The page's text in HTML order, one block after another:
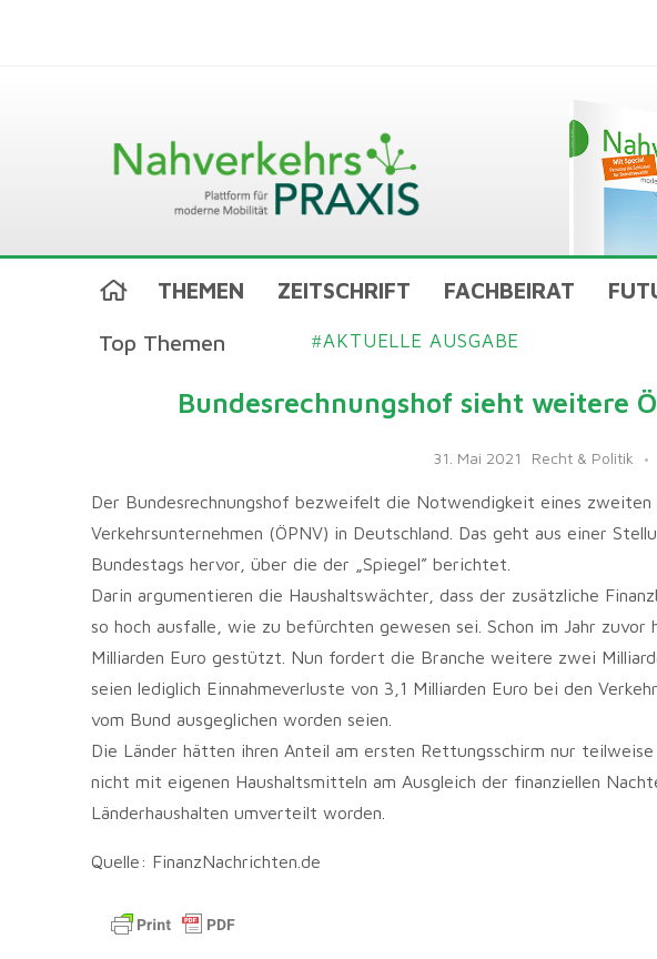
THEMEN ZEITSCHRIFT FACHBEIRAT
Top Themen #AKTUELLE AUSGABE
Bundesrechnungshof sieht weitere
31. Mai 2021 Recht & Politik
Der Bundesrechnungshof bezweifelt die Notwendigkeit eines
Verkehrsunternehmen (ÖPNV) in Deutschland. Das geht aus einer
Bundestags hervor, über die der „Spiegel” berichtet.
Darin argumentieren die Haushaltswächter, dass der zusätzliche
so hoch ausfalle, wie zu befürchten gewesen sei. Schon im Jahr
Milliarden Euro gestützt. Nun fordert die Branche weitere zwei
seien lediglich Einnahmeverluste von 3,1 Milliarden Euro bei den
vom Bund ausgeglichen worden seien.
Die Länder hätten ihren Anteil am ersten Rettungsschirm nur
nicht mit eigenen Haushaltsmitteln am Ausgleich der finanziellen
Länderhaushalten umverteilt worden.
Quelle: FinanzNachrichten.de